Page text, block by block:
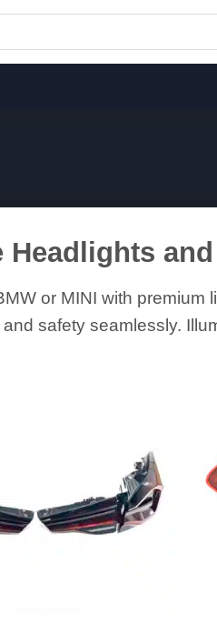
Headlights
or MINI with
safety seamlessly.